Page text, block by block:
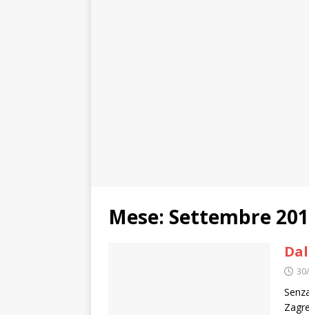
Mese: Settembre